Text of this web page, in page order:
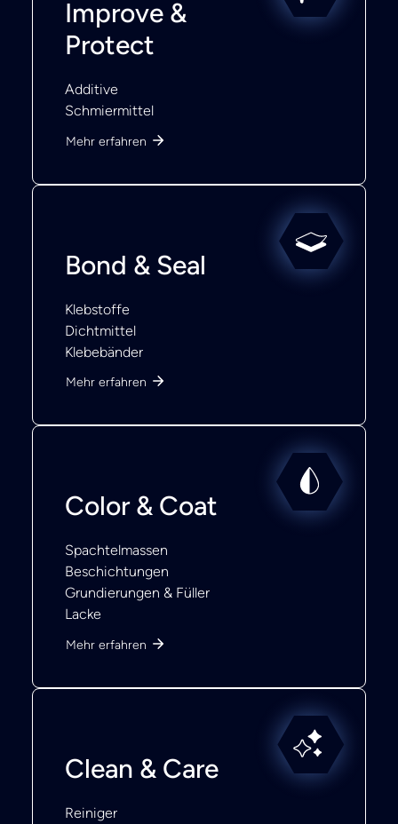
Improve &
Protect
Additive
Schmiermittel
Mehr erfahren
Bond & Seal
Klebstoffe
Dichtmittel
Klebebänder
Mehr erfahren
Color & Coat
Spachtelmassen
Beschichtungen
Grundierungen & Füller
Lacke
Mehr erfahren
Clean & Care
Reiniger